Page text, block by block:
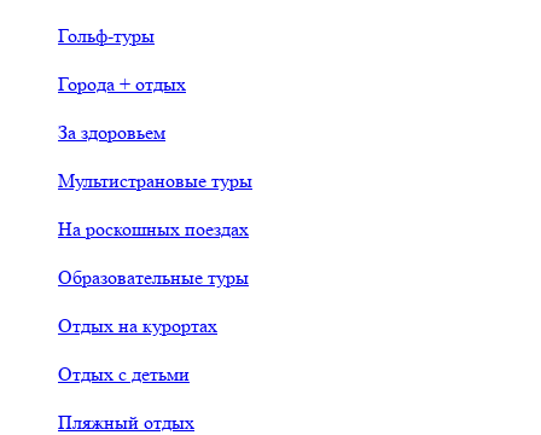
Гольф-туры
Города + отдых
За здоровьем
Мультистрановые туры
На роскошных поездах
Образовательные туры
Отдых на курортах
Отдых с детьми
Пляжный отдых